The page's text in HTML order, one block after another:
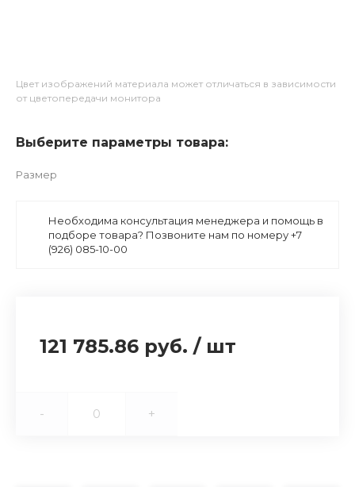
Цвет изображений материала может отличаться в зависимости
от цветопередачи монитора
Выберите параметры товара:
Размер
Необходима консультация менеджера и помощь в
подборе товара? Позвоните нам по номеру +7
(926) 085-10-00
121 785.86 руб. / шт
- +